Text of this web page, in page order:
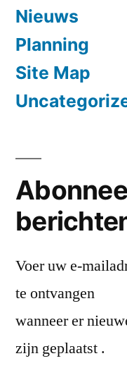
Nieuws
Planning
Site Map
Voer uw e-
te ontvangen
wanneer er
zijn geplaatst .